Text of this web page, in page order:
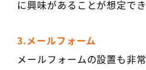
に興味があることが想定でき
3.メールフォーム
メールフォームの設置も非